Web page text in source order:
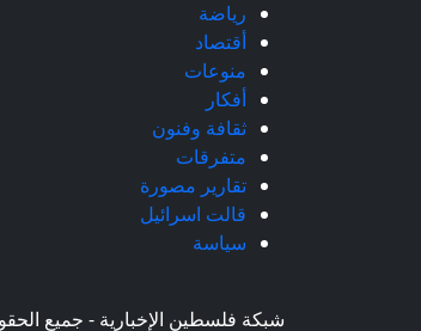
رياضة
أقتصاد
منوعات
أفكار
ثقافة وفنون
متفرقات
تقارير مصورة
قالت اسرائيل
سياسة
شبكة فلسطين الإخبارية - جميع